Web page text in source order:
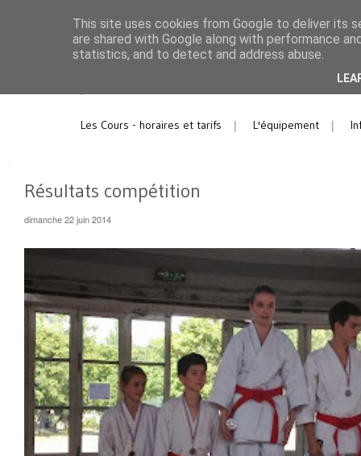
Les Cours - horaires et tarifs L'équipement
Résultats compétition
dimanche 22 juin 2014
This site uses cookies from Google to deliver its
are shared with Google along with performance
statistics, and to detect and address abuse.